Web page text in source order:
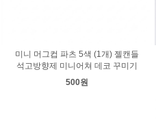
미니 머그컵 파츠 5색 (1개) 젤캔들
석고방향제 미니어쳐 데코 꾸미기
500원